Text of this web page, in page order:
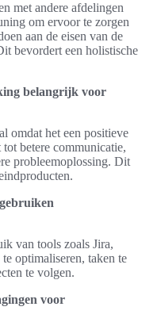
met andere afdelingen
om ervoor te zorgen
aan de eisen van de
bevordert een holistische
belangrijk voor
omdat het een positieve
betere communicatie,
probleemoplossing. Dit
van tools zoals Jira,
optimaliseren, taken te
te volgen.
voor